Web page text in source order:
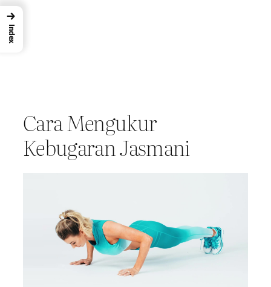
Cara Mengukur
Kebugaran Jasmani
→
Index